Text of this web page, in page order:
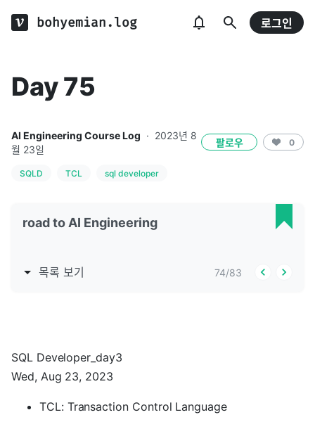
bohyemian.log 로그인
Day 75
AI Engineering Course Log · 2023년 8
월 23일
팔로우 0
SQLD TCL sql developer
road to AI Engineering
목록 보기 74/83
SQL Developer_day3
Wed, Aug 23, 2023
TCL: Transaction Control Language